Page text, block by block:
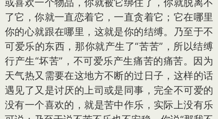
或喜欢一个物品，你就被它绑住了，你就脱离不
了它，你就一直恋着它，一直贪着它；它在哪里
你的心就跟在哪里，这就是你的结缚。乃至于不
可爱乐的东西，那你就产生了“苦苦”，所以结缚
行产生“坏苦”，不可爱乐产生痛苦的痛苦。因为
天气热又需要在这地方不断的过日子，这样的话
遇见了又是讨厌的上司或是同事，完全不可爱的
没有一个喜欢的，就是苦中作乐，实际上没有乐